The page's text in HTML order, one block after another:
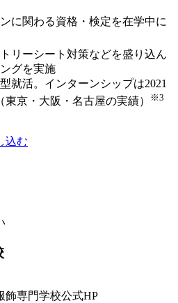
に関わる資格・検定を在学中に
リーシート対策などを盛り込ん
グを実施
就活。インターンシップは2021
（東京・大阪・名古屋の実績） ※3
込む
専門学校公式HP